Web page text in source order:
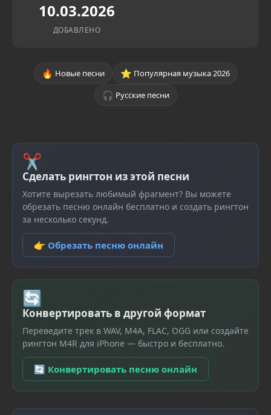
10.03.2026
ДОБАВЛЕНО
🔥 Новые песни ⭐ Популярная музыка 2026
🎧 Русские песни
✂
Сделать рингтон из этой песни
Хотите вырезать любимый фрагмент? Вы можете
обрезать песню онлайн бесплатно и создать рингтон
за несколько секунд.
👉 Обрезать песню онлайн
🔄
Конвертировать в другой формат
Переведите трек в WAV, M4A, FLAC, OGG или создайте
рингтон M4R для iPhone — быстро и бесплатно.
🔄 Конвертировать песню онлайн